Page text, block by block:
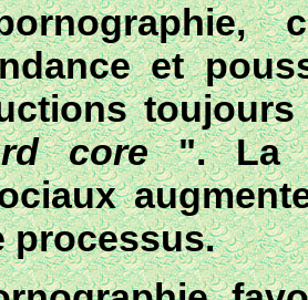
et
core". La
processus.